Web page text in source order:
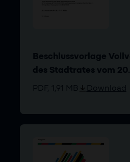
Beschlussvorlage
des Stadtrates vom
PDF, 1,91 MB Download